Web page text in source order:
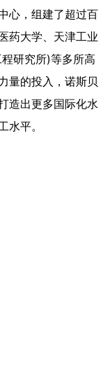
心，组建了超过百
药大学、天津工业
研究所)等多所高
量的投入，诺斯贝
造出更多国际化水
水平。